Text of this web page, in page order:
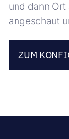
und dann Ort
angeschaut
ZUM